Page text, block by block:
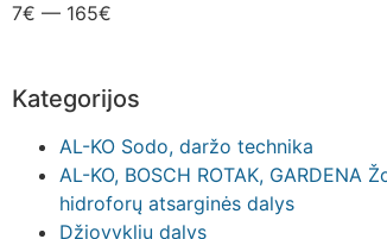
7€ — 165€
Kategorijos
AL-KO Sodo, daržo technika
AL-KO, BOSCH ROTAK,
hidroforų atsarginės dalys
Džiovyklių dalys